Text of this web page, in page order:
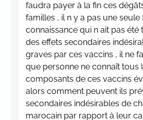
faudra payer à la fin ces
familles , il n y a pas une seule
connaissance qui n ait pas été
des effets secondaires
graves par ces vaccins , il ne
que personne ne connaît tous
composants de ces vaccins
alors comment peuvent ils
secondaires indésirables de
marocain par rapport à leur